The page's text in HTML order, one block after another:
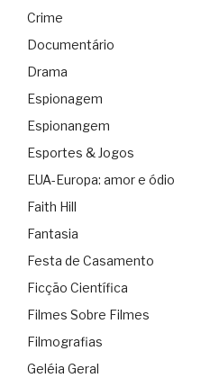
Crime
Documentário
Drama
Espionagem
Espionangem
Esportes & Jogos
EUA-Europa: amor e ódio
Faith Hill
Fantasia
Festa de Casamento
Ficção Científica
Filmes Sobre Filmes
Filmografias
Geléia Geral